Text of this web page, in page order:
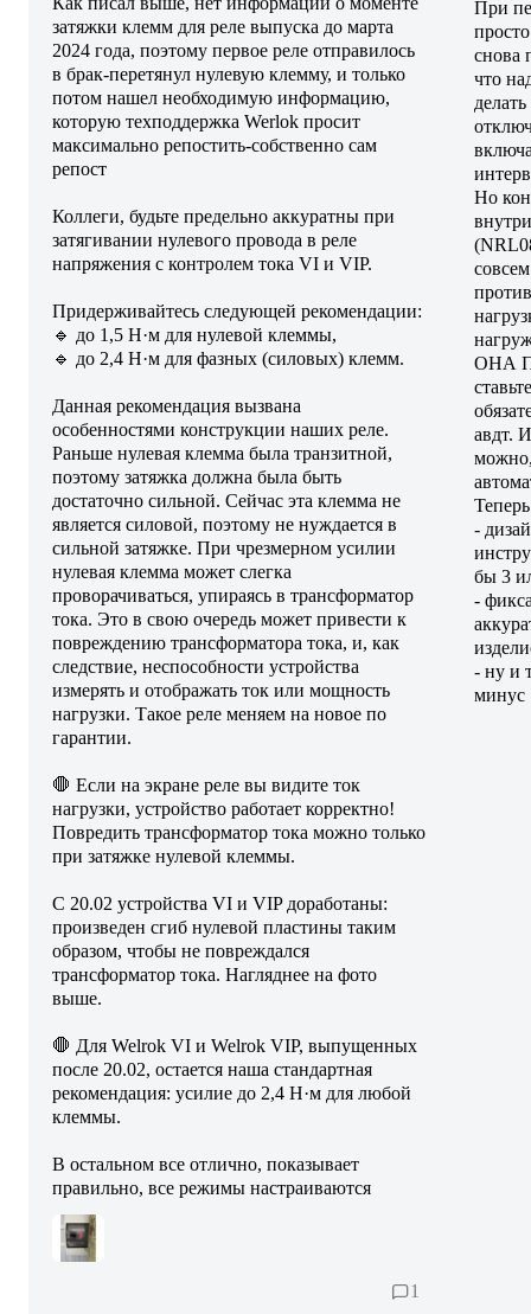
затяжки клемм для реле выпуска до марта
2024 года, поэтому первое реле отправилось
в брак-перетянул нулевую клемму, и только
потом нашел необходимую информацию,
которую техподдержка Werlok просит
максимально репостить-собственно сам
репост
Коллеги, будьте предельно аккуратны при
затягивании нулевого провода в реле
напряжения с контролем тока VI и VIP.
Придерживайтесь следующей рекомендации:
🔹 до 1,5 Н·м для нулевой клеммы,
🔹 до 2,4 Н·м для фазных (силовых) клемм.
Данная рекомендация вызвана
особенностями конструкции наших реле.
Раньше нулевая клемма была транзитной,
поэтому затяжка должна была быть
достаточно сильной. Сейчас эта клемма не
является силовой, поэтому не нуждается в
сильной затяжке. При чрезмерном усилии
нулевая клемма может слегка
проворачиваться, упираясь в трансформатор
тока. Это в свою очередь может привести к
повреждению трансформатора тока, и, как
следствие, неспособности устройства
измерять и отображать ток или мощность
нагрузки. Такое реле меняем на новое по
гарантии.
🛑 Если на экране реле вы видите ток
нагрузки, устройство работает корректно!
Повредить трансформатор тока можно только
при затяжке нулевой клеммы.
С 20.02 устройства VI и VIP доработаны:
произведен сгиб нулевой пластины таким
образом, чтобы не повреждался
трансформатор тока. Нагляднее на фото
выше.
🛑 Для Welrok VI и Welrok VIP, выпущенных
после 20.02, остается наша стандартная
рекомендация: усилие до 2,4 Н·м для любой
клеммы.
В остальном все отлично, показывает
правильно, все режимы настраиваются
1
При
снова
что
Но
ОНА
авдт.
-
бы 3
-
- ну и
минус